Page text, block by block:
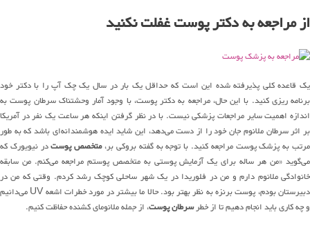
از مراجعه به دکتر پوست غفلت نکنید
یک قاعده کلی پذیرفته شده این است که حداقل یک بار در سال یک چک آپ را با دکتر خود
برنامه ریزی کنید. با این حال، مراجعه به دکتر پوست، با وجود آمار وحشتناک سرطان پوست به
اندازه اهمیت سایر مراجعات پزشکی نیست. با در نظر گرفتن اینکه هر ساعت یک نفر در آمریکا
بر اثر سرطان ملانوم جان خود را از دست می‌دهد، این شاید ایده هوشمندانه‌ای باشد که به طور
مرتب به پزشک پوست مراجعه کنید. با توجه به گفته بروکی بر،متخصص پوستدر نیویورک که
می‌گوید «من هر ساله برای یک آزمایش پوستی به متخصص پوستم مراجعه می‌کنم. من سابقه
خانوادگی ملانوم دارم و من در فلوریدا در یک شهر ساحلی کوچک رشد کردم. وقتی که من در
دبیرستان بودم، پوست برنزه به نظر بهتر بود. حالا ما بیشتر در مورد خطرات اشعه UV می‌دانیم
و چه کاری باید انجام دهیم تا از خطرسرطان پوست، از جمله ملانومای کشنده حفاظت کنیم.